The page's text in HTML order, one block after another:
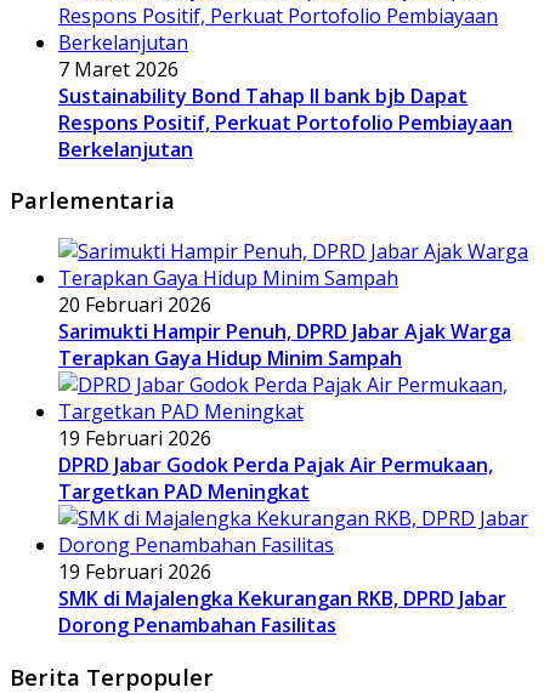
7 Maret 2026
Sustainability Bond Tahap II bank bjb Dapat
Respons Positif, Perkuat Portofolio Pembiayaan
Berkelanjutan
Parlementaria
20 Februari 2026
Sarimukti Hampir Penuh, DPRD Jabar Ajak Warga
Terapkan Gaya Hidup Minim Sampah
19 Februari 2026
DPRD Jabar Godok Perda Pajak Air Permukaan,
Targetkan PAD Meningkat
19 Februari 2026
SMK di Majalengka Kekurangan RKB, DPRD Jabar
Dorong Penambahan Fasilitas
Berita Terpopuler